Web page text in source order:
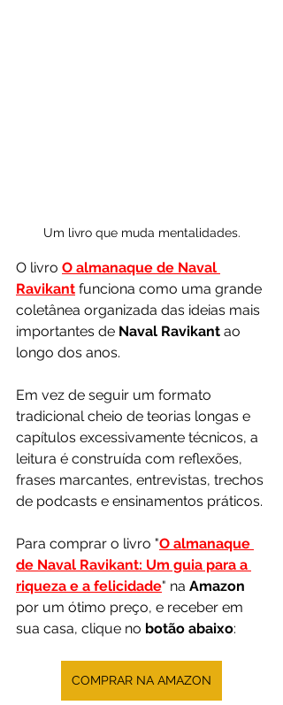
Um livro que muda mentalidades.
O livro O almanaque de Naval
Ravikant funciona como uma grande
coletânea organizada das ideias mais
importantes de Naval Ravikant ao
longo dos anos.
Em vez de seguir um formato
tradicional cheio de teorias longas e
capítulos excessivamente técnicos, a
leitura é construída com reflexões,
frases marcantes, entrevistas, trechos
de podcasts e ensinamentos práticos.
Para comprar o livro "O almanaque
de Naval Ravikant: Um guia para a
riqueza e a felicidade" na Amazon
por um ótimo preço, e receber em
sua casa, clique no botão abaixo:
COMPRAR NA AMAZON